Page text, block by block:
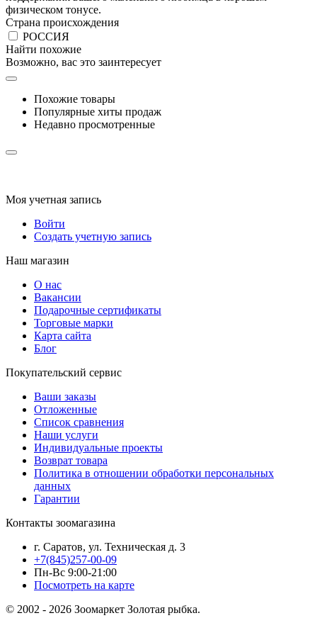
физическом тонусе.
Страна происхождения
РОССИЯ
Найти похожие
Возможно, вас это заинтересует
Похожие товары
Популярные хиты продаж
Недавно просмотренные
Моя учетная запись
Войти
Создать учетную запись
Наш магазин
О нас
Вакансии
Подарочные сертификаты
Торговые марки
Карта сайта
Блог
Покупательский сервис
Ваши заказы
Отложенные
Список сравнения
Наши услуги
Индивидуальные проекты
Возврат товара
Политика в отношении обработки персональных
данных
Гарантии
Контакты зоомагазина
г. Саратов, ул. Техническая д. 3
+7(845)257-00-09
Пн-Вс 9:00-21:00
Посмотреть на карте
© 2002 - 2026 Зоомаркет Золотая рыбка.